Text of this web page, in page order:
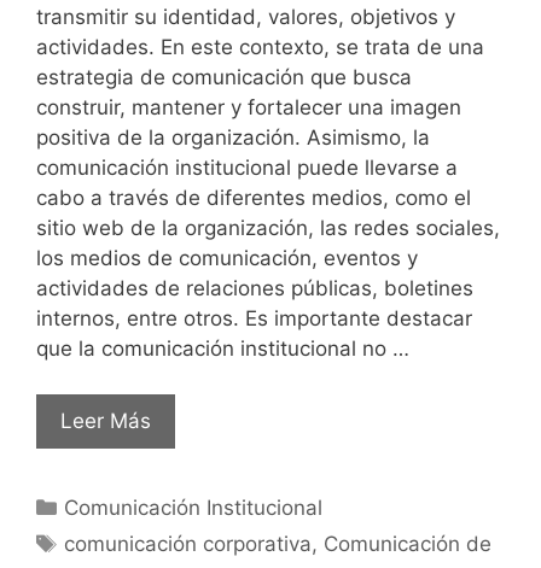
transmitir su identidad, valores, objetivos y
actividades. En este contexto, se trata de una
estrategia de comunicación que busca
construir, mantener y fortalecer una imagen
positiva de la organización. Asimismo, la
comunicación institucional puede llevarse a
cabo a través de diferentes medios, como el
sitio web de la organización, las redes sociales,
los medios de comunicación, eventos y
actividades de relaciones públicas, boletines
internos, entre otros. Es importante destacar
que la comunicación institucional no …
Leer Más
Comunicación Institucional
comunicación corporativa, Comunicación de